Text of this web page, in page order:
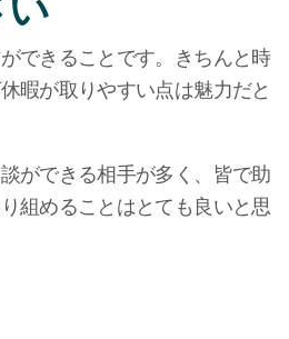
できることです。きちんと時
暇が取りやすい点は魅力だと
ができる相手が多く、皆で助
組めることはとても良いと思